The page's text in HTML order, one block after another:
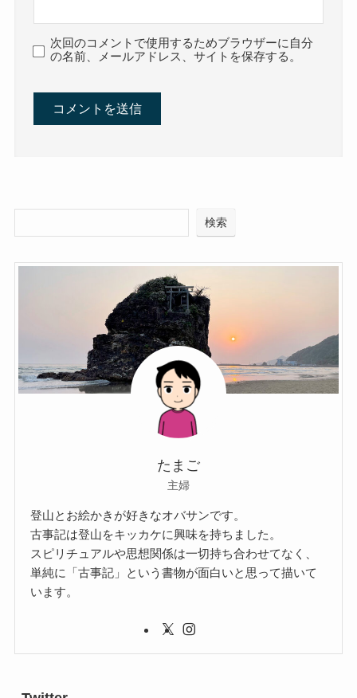
次回のコメントで使用するためブラウザーに自分
の名前、メールアドレス、サイトを保存する。
検索
たまご
主婦
登山とお絵かきが好きなオバサンです。
古事記は登山をキッカケに興味を持ちました。
スピリチュアルや思想関係は一切持ち合わせてなく、
単純に「古事記」という書物が面白いと思って描いて
います。